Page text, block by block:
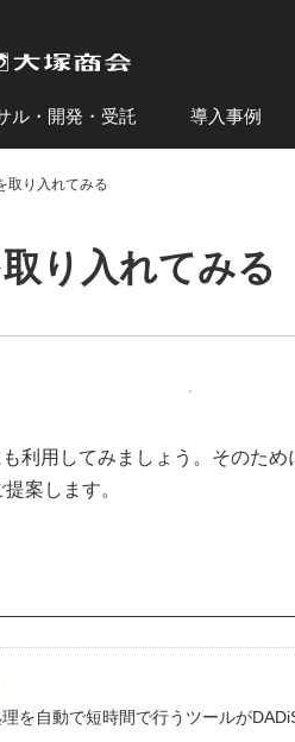
ル・開発・受託 導入事例
取り入れてみる
り入れてみる
利用してみましょう。そのた
案します。
を自動で短時間で行うツールが